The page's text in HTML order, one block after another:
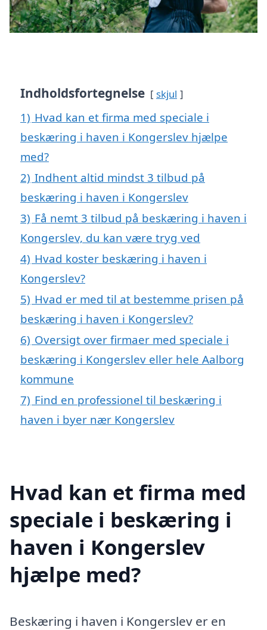
Indholdsfortegnelse skjul
1) Hvad kan et firma med speciale i
beskæring i haven i Kongerslev hjælpe
med?
2) Indhent altid mindst 3 tilbud på
beskæring i haven i Kongerslev
3) Få nemt 3 tilbud på beskæring i haven i
Kongerslev, du kan være tryg ved
4) Hvad koster beskæring i haven i
Kongerslev?
5) Hvad er med til at bestemme prisen på
beskæring i haven i Kongerslev?
6) Oversigt over firmaer med speciale i
beskæring i Kongerslev eller hele Aalborg
kommune
7) Find en professionel til beskæring i
haven i byer nær Kongerslev
Hvad kan et firma med
speciale i beskæring i
haven i Kongerslev
hjælpe med?
Beskæring i haven i Kongerslev er en